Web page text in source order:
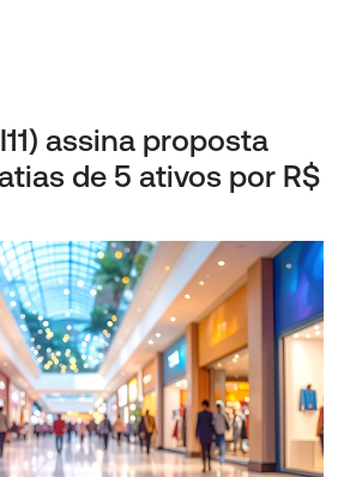
assina proposta
de 5 ativos por R$